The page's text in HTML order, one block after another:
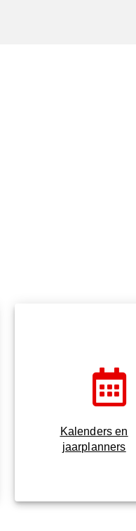
Kalenders en
jaarplanners